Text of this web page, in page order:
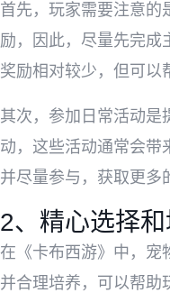
首先，玩家需要注意的
励，因此，尽量先完成
奖励相对较少，但可以
其次，参加日常活动是
动，这些活动通常会带
并尽量参与，获取更多
2、精心选择
在《卡布西游》中，宠
并合理培养，可以帮助